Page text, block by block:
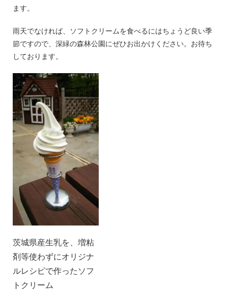
ます。
雨天でなければ、ソフトクリームを食べるにはちょうど良い季
節ですので、深緑の森林公園にぜひお出かけください。お待ち
しております。
茨城県産生乳を、増粘
剤等使わずにオリジナ
ルレシピで作ったソフ
トクリーム